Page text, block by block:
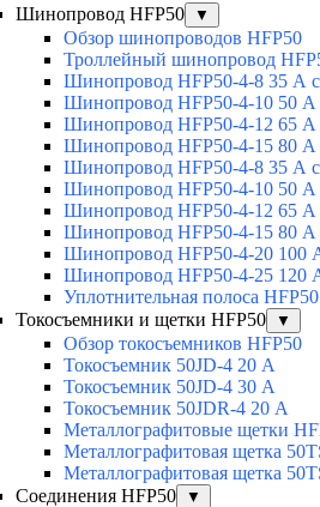
Шинопровод HFP50 ▼
Обзор шинопроводов HFP50
Троллейный шинопровод
Шинопровод HFP50-4-8 35 А
Шинопровод HFP50-4-10 50
Шинопровод HFP50-4-12 65
Шинопровод HFP50-4-15 80
Шинопровод HFP50-4-8 35 А
Шинопровод HFP50-4-10 50 А
Шинопровод HFP50-4-12 65 А
Шинопровод HFP50-4-15 80 А
Шинопровод HFP50-4-20 100
Шинопровод HFP50-4-25 120
Уплотнительная полоса HFP50
Токосъемники и щетки HFP50
▼
Обзор токосъемников HFP50
Токосъемник 50JD-4 20 А
Токосъемник 50JD-4 30 А
Токосъемник 50JDR-4 20 А
Металлографитовые щетки
Металлографитовая щетка
Металлографитовая щетка
Соединения HFP50
▼